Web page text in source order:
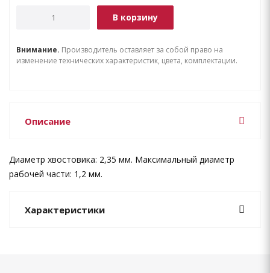
В корзину
Внимание. Производитель оставляет за собой право на
изменение технических характеристик, цвета, комплектации.
Описание
Диаметр хвостовика: 2,35 мм. Максимальный диаметр
рабочей части: 1,2 мм.
Характеристики